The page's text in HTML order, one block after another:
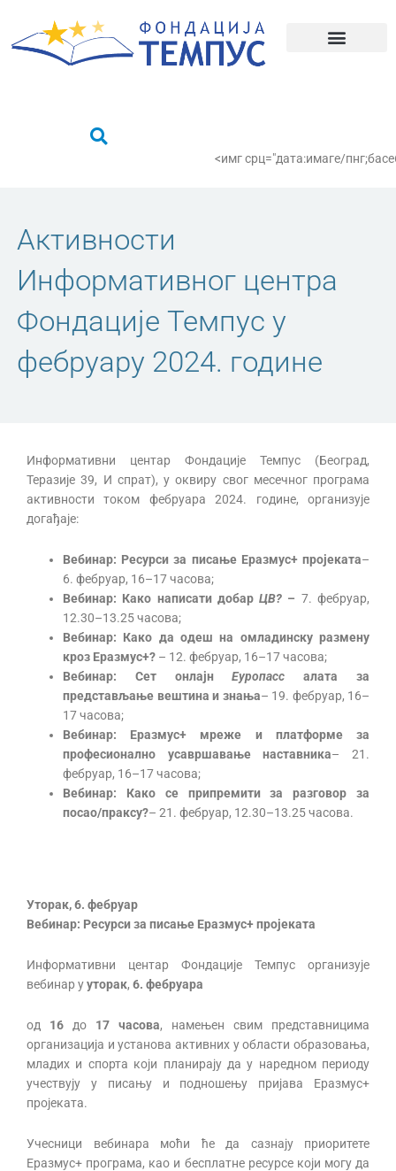
садржај
<имг срц="дата:имаге/
Активности
Информативног центра
Фондације Темпус у
фебруару 2024. године
Информативни центар Фондације Темпус (Београд,
Теразије 39, И спрат), у оквиру свог месечног програма
активности током фебруара 2024. године, организује
догађаје:
Вебинар: Ресурси за писање Еразмус+ пројеката–
6. фебруар, 16–17 часова;
Вебинар: Како написати добарЦВ? – 7. фебруар,
12.30–13.25 часова;
Вебинар: Како да одеш на омладинску размену
кроз Еразмус+? – 12. фебруар, 16–17 часова;
Вебинар: Сет онлајн Еуропасс алата за
представљање вештина и знања– 19. фебруар, 16–
17 часова;
Вебинар: Еразмус+ мреже и платформе за
професионално усавршавање наставника– 21.
фебруар, 16–17 часова;
Вебинар: Како се припремити за разговор за
посао/праксу?– 21. фебруар, 12.30–13.25 часова.
Уторак, 6. фебруар
Вебинар: Ресурси за писање Еразмус+ пројеката
Информативни центар Фондације Темпус организује
вебинар ууторак, 6. фебруара
од 16 до 17 часова, намењен свим представницима
организација и установа активних у области образовања,
младих и спорта који планирају да у наредном периоду
учествују у писању и подношењу пријава Еразмус+
пројеката.
Учесници вебинара моћи ће да сазнају приоритете
Еразмус+ програма, као и бесплатне ресурсе који могу да